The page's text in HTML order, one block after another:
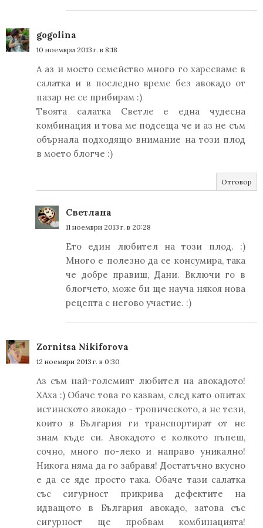
gogolina
10 ноември 2013 г. в 8:18
А аз и моето семейство много го харесваме в
салатка и в последно време без авокадо от
пазар не се прибирам :)
Твоята салатка Светле е една чудесна
комбинация и това ме подсеща че и аз не съм
обърнала подходящо внимание на този плод
в моето блогче :)
Отговор
Светлана
11 ноември 2013 г. в 20:28
Ето един любител на този плод. :)
Много е полезно да се консумира, така
че добре правиш, Дани. Включи го в
блогчето, може би ще науча някоя нова
рецепта с негово участие. :)
Zornitsa Nikiforova
12 ноември 2013 г. в 0:30
Аз съм най-големият любител на авокадото!
ХАха :) Обаче това го казвам, след като опитах
истинското авокадо - тропическото, а не тези,
които в България ги транспортират от не
знам къде си. Авокадото е колкото пъпеш,
сочно, много по-леко и направо уникално!
Никога няма да го забравя! Достатъчно вкусно
е да се яде просто така. Обаче тази салатка
със сигурност прикрива дефектите на
идващото в България авокадо, затова със
сигурност ще пробвам комбинацията!